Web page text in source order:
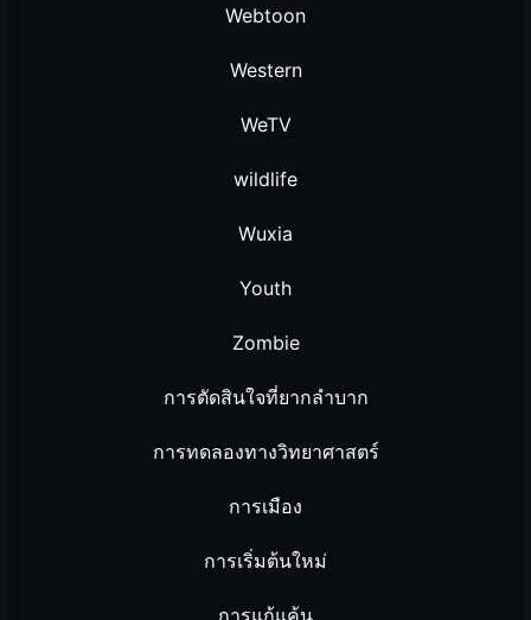
Webtoon
Western
WeTV
wildlife
Wuxia
Youth
Zombie
การตัดสินใจที่ยากลำบาก
การทดลองทางวิทยาศาสตร์
การเมือง
การเริ่มต้นใหม่